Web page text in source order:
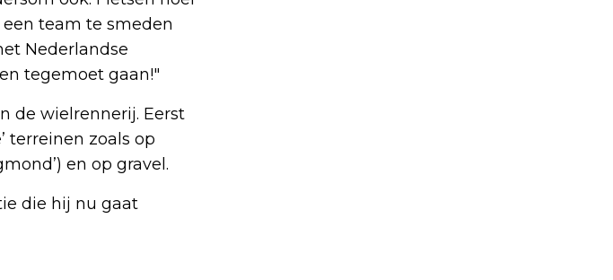
team te smeden
Nederlandse
tegemoet gaan!"
de wielrennerij. Eerst
terreinen zoals op
en op gravel.
die hij nu gaat